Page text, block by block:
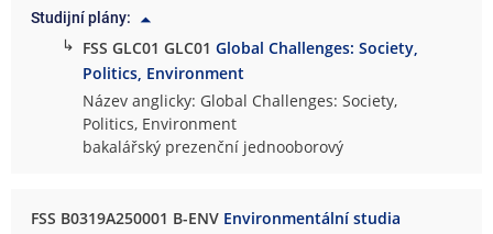
Studijní plány:
↳ FSS GLC01 GLC01Global Challenges: Society,
Politics, Environment
Název anglicky: Global Challenges: Society,
Politics, Environment
bakalářský prezenční jednooborový
FSS B0319A250001 B-ENV Environmentální studia